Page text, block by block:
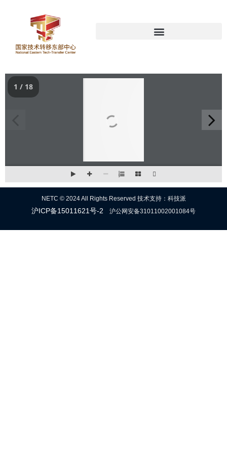
1 / 18
NETC © 2024 All Rights Reserved 技术支持：科技派
沪ICP备15011621号-2 沪公网安备31011002001084号